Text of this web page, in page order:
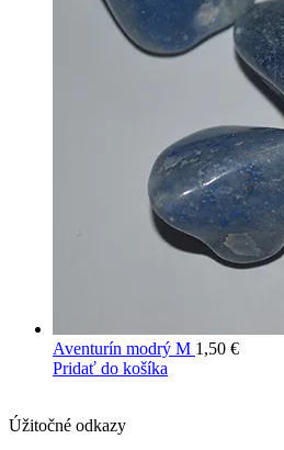
Aventurín modrý M 1,50 €
Pridať do košíka
Úžitočné odkazy